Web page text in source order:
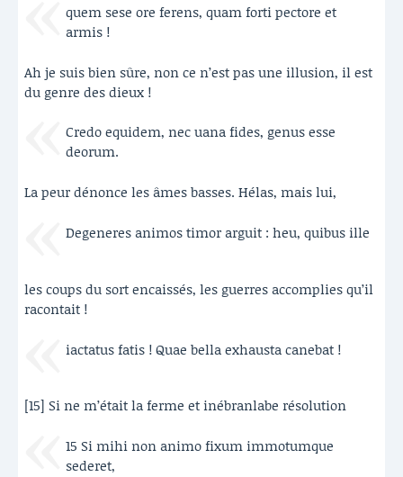
quem sese ore ferens, quam forti pectore et
armis !
Ah je suis bien sûre, non ce n’est pas une illusion, il est
du genre des dieux !
Credo equidem, nec uana fides, genus esse
deorum.
La peur dénonce les âmes basses. Hélas, mais lui,
Degeneres animos timor arguit : heu, quibus ille
les coups du sort encaissés, les guerres accomplies qu’il
racontait !
iactatus fatis ! Quae bella exhausta canebat !
[15] Si ne m’était la ferme et inébranlabe résolution
15 Si mihi non animo fixum immotumque
sederet,